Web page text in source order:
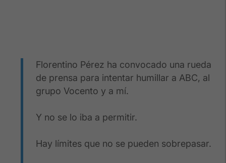
Florentino Pérez ha convocado una rueda
de prensa para intentar humillar a ABC, al
grupo Vocento y a mí.
Y no se lo iba a permitir.
Hay límites que no se pueden sobrepasar.